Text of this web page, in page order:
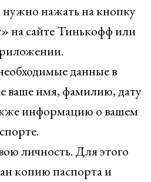
нужно нажать на кнопку
на сайте Тинькофф или
данные в
ваше имя, фамилию, дату
информацию о вашем
личность. Для этого
копию паспорта и